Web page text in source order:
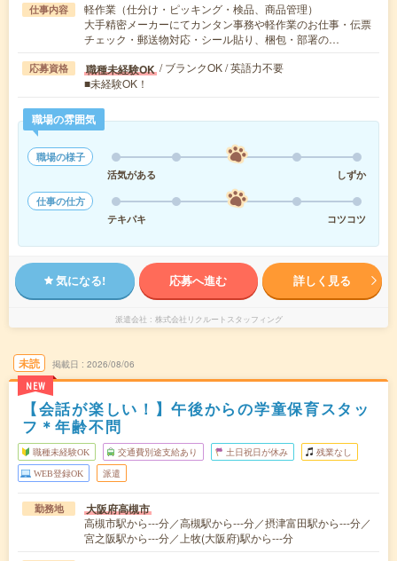
仕事内容
軽作業（仕分け・ピッキング・検品、商品管理）
大手精密メーカーにてカンタン事務や軽作業のお仕事・伝票
チェック・郵送物対応・シール貼り、梱包・部署の…
応募資格 職種未経験OK / ブランクOK / 英語力不要
■未経験OK！
職場の雰囲気
職場の様子
活気がある
しずか
仕事の仕方
テキパキ
コツコツ
気になる! 応募へ進む 詳しく見る
派遣会社 株式会社リクルートスタッフィング
未読
NEW
掲載日 2026/08/06
【会話が楽しい！】午後からの学童保育スタッ
フ＊年齢不問
職種未経験OK 交通費別途支給あり 土日祝日が休み 残業なし
WEB登録OK 派遣
勤務地 大阪府高槻市
高槻市駅から---分／高槻駅から---分／摂津富田駅から---分／
宮之阪駅から---分／上牧(大阪府)駅から---分